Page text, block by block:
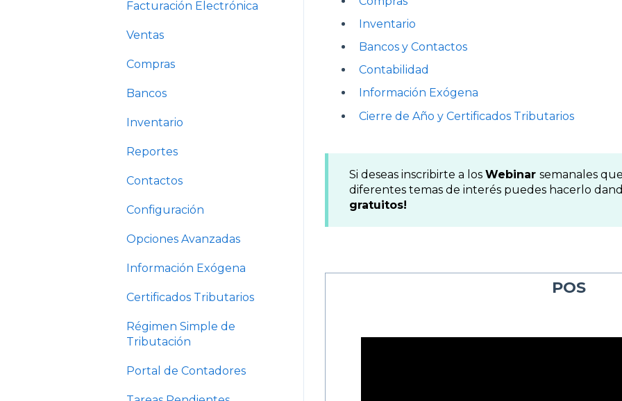
Inventario
Bancos y Contactos
Contabilidad
Información Exógena
Cierre de Año y Certificados Tributarios
Si deseas inscribirte a los Webinar semanales
diferentes temas de interés puedes hacerlo
gratuitos!
POS
Facturación Electrónica
Ventas
Compras
Bancos
Inventario
Reportes
Contactos
Configuración
Opciones Avanzadas
Información Exógena
Certificados Tributarios
Régimen Simple de
Tributación
Portal de Contadores